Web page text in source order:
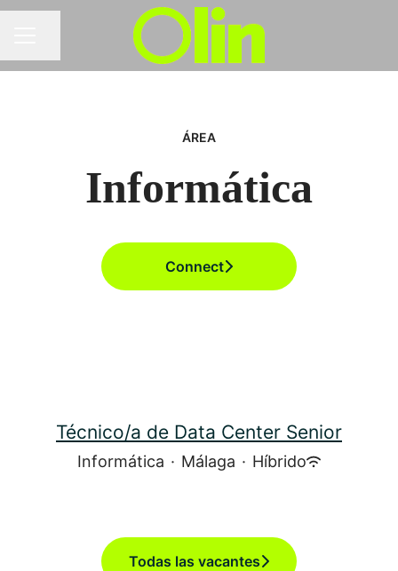
Compartir página
ÁREA
Informática
Connect
Técnico/a de Data Center Senior
Informática · Málaga · Híbrido
Todas las vacantes